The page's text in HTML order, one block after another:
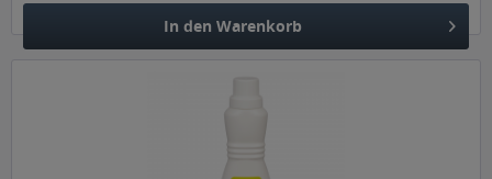
In den Warenkorb